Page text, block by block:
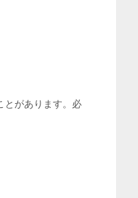
とがあります。必